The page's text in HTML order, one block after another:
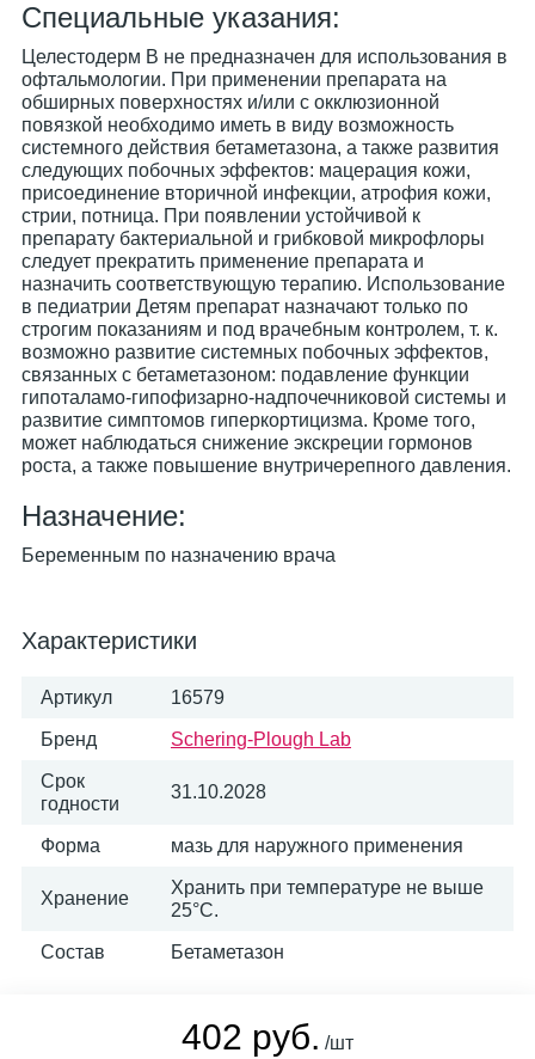
Специальные указания:
Целестодерм В не предназначен для использования в
офтальмологии. При применении препарата на
обширных поверхностях и/или с окклюзионной
повязкой необходимо иметь в виду возможность
системного действия бетаметазона, а также развития
следующих побочных эффектов: мацерация кожи,
присоединение вторичной инфекции, атрофия кожи,
стрии, потница. При появлении устойчивой к
препарату бактериальной и грибковой микрофлоры
следует прекратить применение препарата и
назначить соответствующую терапию. Использование
в педиатрии Детям препарат назначают только по
строгим показаниям и под врачебным контролем, т. к.
возможно развитие системных побочных эффектов,
связанных с бетаметазоном: подавление функции
гипоталамо-гипофизарно-надпочечниковой системы и
развитие симптомов гиперкортицизма. Кроме того,
может наблюдаться снижение экскреции гормонов
роста, а также повышение внутричерепного давления.
Назначение:
Беременным по назначению врача
Характеристики
Артикул 16579
Бренд Schering-Plough Lab
Срок
годности
31.10.2028
Форма мазь для наружного применения
Хранение
Хранить при температуре не выше
25°С.
Состав Бетаметазон
402 руб. /шт